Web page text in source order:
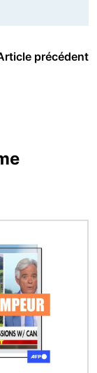
précédent